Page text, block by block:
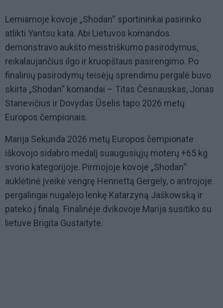
Lemiamoje kovoje „Shodan“ sportininkai pasirinko
atlikti Yantsu kata. Abi Lietuvos komandos
demonstravo aukšto meistriškumo pasirodymus,
reikalaujančius ilgo ir kruopštaus pasirengimo. Po
finalinių pasirodymų teisėjų sprendimu pergalė buvo
skirta „Shodan“ komandai – Titas Česnauskas, Jonas
Stanevičius ir Dovydas Ūselis tapo 2026 metų
Europos čempionais.
Marija Sekunda 2026 metų Europos čempionate
iškovojo sidabro medalį suaugusiųjų moterų +65 kg
svorio kategorijoje. Pirmojoje kovoje „Shodan“
auklėtinė įveikė vengrę Henriettą Gergely, o antrojoje
pergalingai nugalėjo lenkę Katarzyną Jaśkowską ir
pateko į finalą. Finalinėje dvikovoje Marija susitiko su
lietuve Brigita Gustaityte.